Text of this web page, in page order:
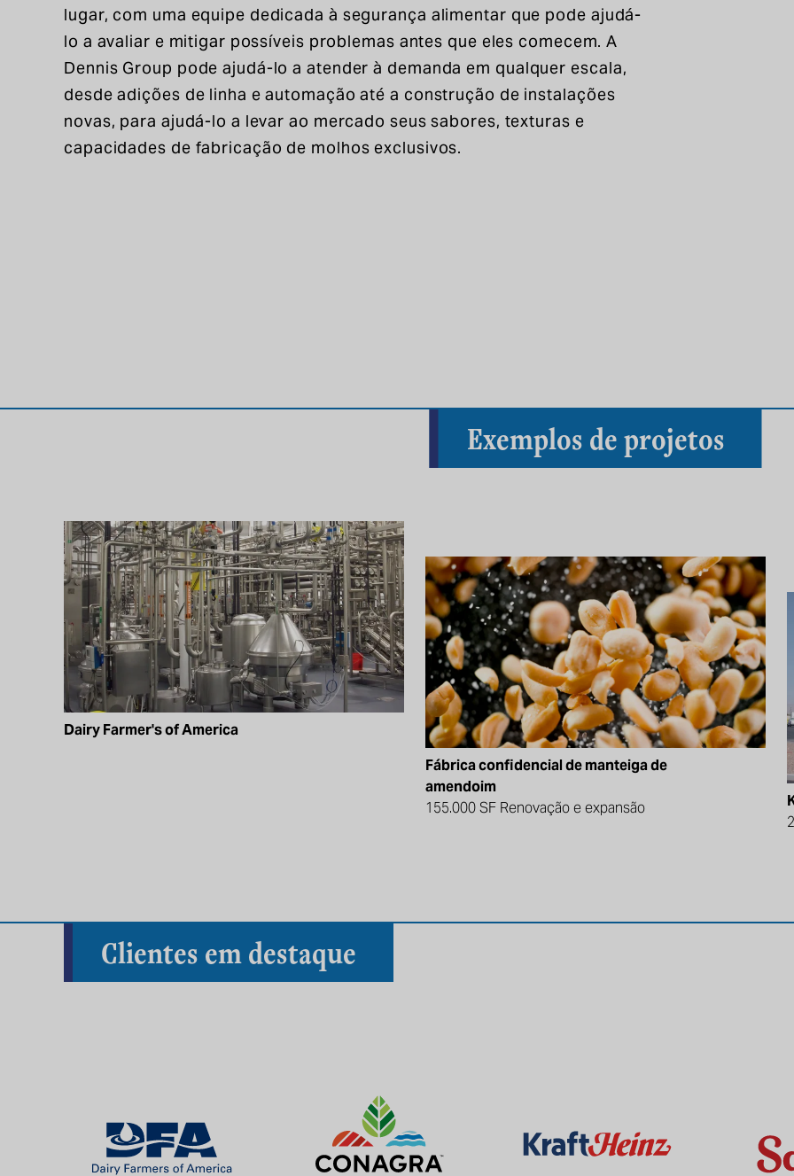
lugar, com uma equipe dedicada à segurança alimentar que pode ajudá-
lo a avaliar e mitigar possíveis problemas antes que eles comecem. A
Dennis Group pode ajudá-lo a atender à demanda em qualquer escala,
desde adições de linha e automação até a construção de instalações
novas, para ajudá-lo a levar ao mercado seus sabores, texturas e
capacidades de fabricação de molhos exclusivos.
Exemplos de projetos
Dairy Farmer's of America
Fábrica confidencial de manteiga de
amendoim
155.000 SF Renovação e expansão
Clientes em destaque